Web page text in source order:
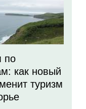
по
как новый
туризм